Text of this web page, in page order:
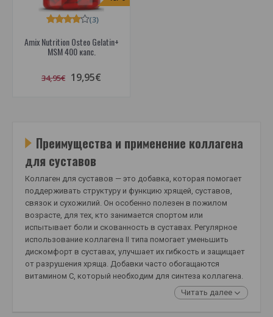
Amix Nutrition Osteo Gelatin+
MSM 400 капс.
(3)
34,95€ 19,95€
Преимущества и применение коллагена
для суставов
Коллаген для суставов — это добавка, которая помогает
поддерживать структуру и функцию хрящей, суставов,
связок и сухожилий. Он особенно полезен в пожилом
возрасте, для тех, кто занимается спортом или
испытывает боли и скованность в суставах. Регулярное
использование коллагена II типа помогает уменьшить
дискомфорт в суставах, улучшает их гибкость и защищает
от разрушения хряща. Добавки часто обогащаются
витамином С, который необходим для синтеза коллагена.
Читать далее